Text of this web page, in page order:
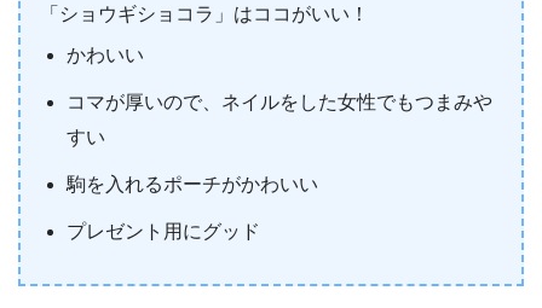
「ショウギショコラ」はココがいい！
かわいい
コマが厚いので、ネイルをした女性でもつまみや
すい
駒を入れるポーチがかわいい
プレゼント用にグッド